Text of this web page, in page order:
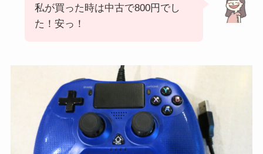
私が買った時は中古で800円でし
た！安っ！